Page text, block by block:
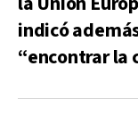
indicó
“encontrar la